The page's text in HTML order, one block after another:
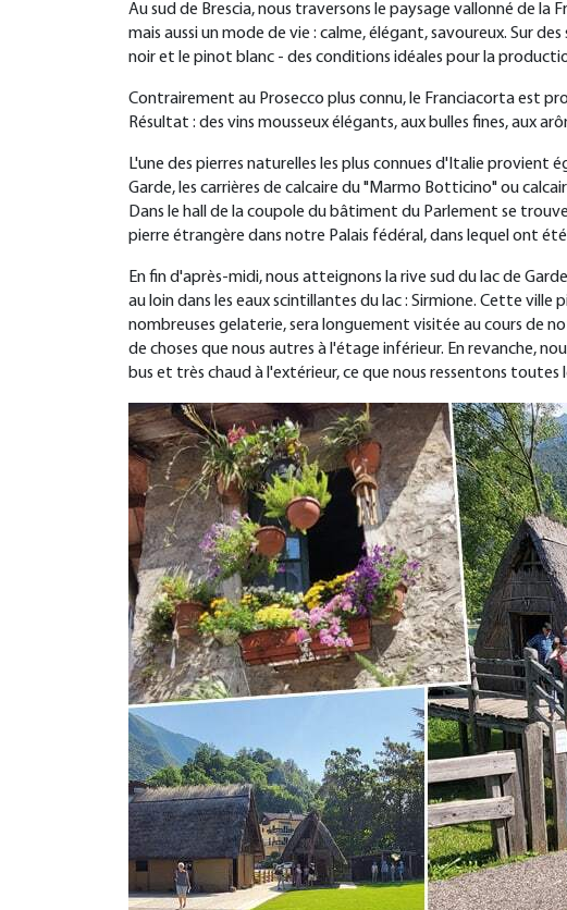
Au sud de Brescia, nous traversons le paysage vallonné de la
mais aussi un mode de vie : calme, élégant, savoureux. Sur
noir et le pinot blanc - des conditions idéales pour la
Contrairement au Prosecco plus connu, le Franciacorta est
Résultat : des vins mousseux élégants, aux bulles fines, aux
L'une des pierres naturelles les plus connues d'Italie provient
Garde, les carrières de calcaire du "Marmo Botticino" ou
Dans le hall de la coupole du bâtiment du Parlement se
pierre étrangère dans notre Palais fédéral, dans lequel ont
En fin d'après-midi, nous atteignons la rive sud du lac de
au loin dans les eaux scintillantes du lac : Sirmione. Cette
nombreuses gelaterie, sera longuement visitée au cours de
de choses que nous autres à l'étage inférieur. En revanche,
bus et très chaud à l'extérieur, ce que nous ressentons toutes